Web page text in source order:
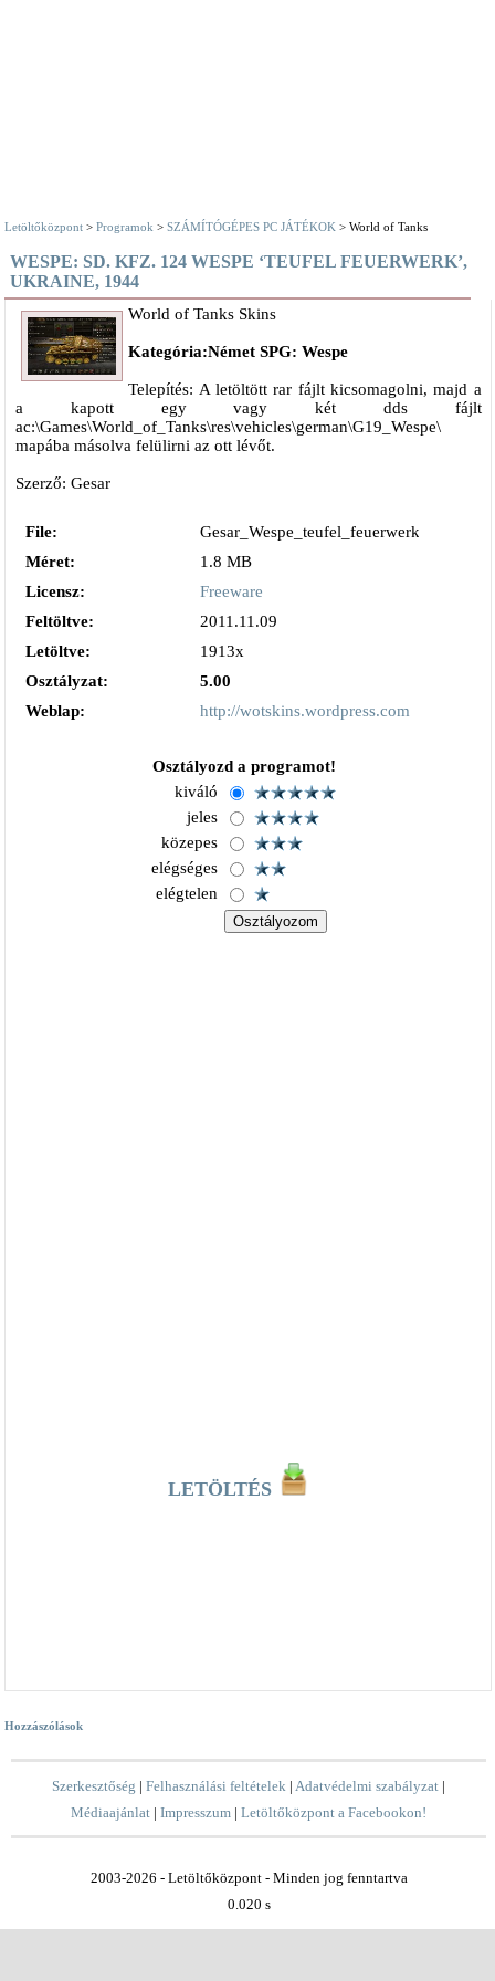
Letöltőközpont >Programok >SZÁMÍTÓGÉPES PC JÁTÉKOK > World of Tanks
WESPE: SD. KFZ. 124 WESPE ‘TEUFEL FEUERWERK’,
UKRAINE, 1944
World of Tanks Skins
Kategória:Német SPG: Wespe
Telepítés: A letöltött rar fájlt kicsomagolni, majd a
a kapott egy vagy két dds fájlt
ac:\Games\World_of_Tanks\res\vehicles\german\G19_Wespe\
mapába másolva felülirni az ott lévőt.
Szerző: Gesar
File:
Méret:
1.8 MB
Licensz:
Freeware
Feltöltve:
2011.11.09
Letöltve:
1913x
Osztályzat:
5.00
Weblap:
http://wotskins.wordpress.com
Osztályozd a programot!
kiváló
jeles
közepes
elégséges
elégtelen
LETÖLTÉS
Hozzászólások
Szerkesztőség |Felhasználási feltételek |Adatvédelmi szabályzat |
Médiaajánlat |Impresszum |Letöltőközpont a Facebookon!
2003-2026 - Letöltőközpont - Minden jog fenntartva
0.020 s